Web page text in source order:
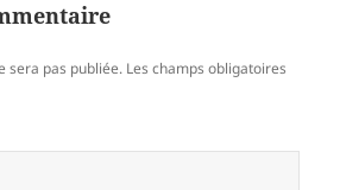
sera pas publiée. Les champs obligatoires